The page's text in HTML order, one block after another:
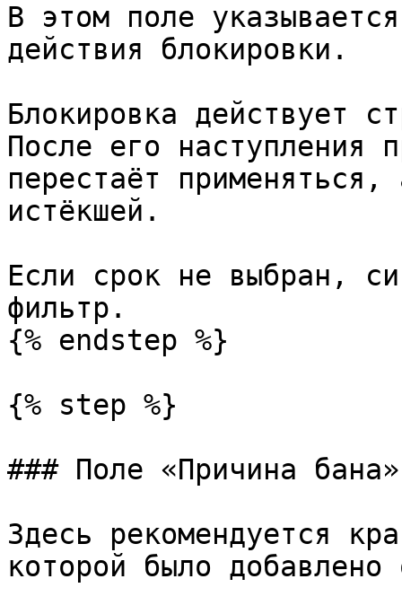
В этом поле
действия блокировки.
Блокировка действует
После его наступления
перестаёт
истёкшей.
Если срок не выбран,
фильтр.
{% endstep %}
{% step %}
### Поле «Причина бана»
Здесь рекомендуется
которой было добавлено